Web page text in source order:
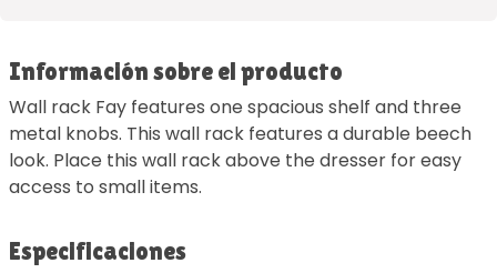
Información sobre el producto
Wall rack Fay features one spacious shelf and three
metal knobs. This wall rack features a durable beech
look. Place this wall rack above the dresser for easy
access to small items.
Especificaciones